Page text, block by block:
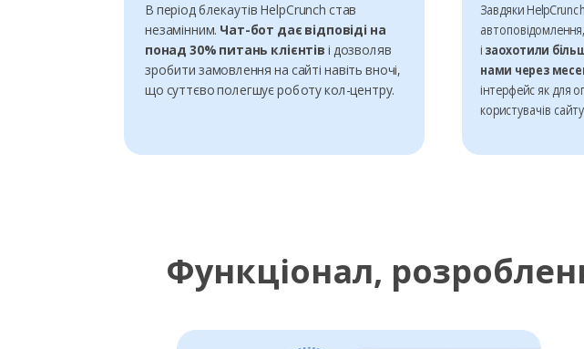
Функціонал,
Завдяки
і заохотили
нами через
інтерфейс як для
користувачів
В період блекаутів HelpCrunch став
незамінним. Чат-бот дає відповіді на
понад 30% питань клієнтів і дозволяв
зробити замовлення на сайті навіть вночі,
що суттєво полегшує роботу кол-центру.